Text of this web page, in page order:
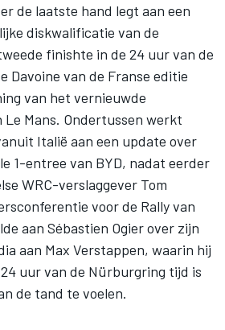
de laatste hand legt aan een
diskwalificatie van de
finishte in de 24 uur van de
Davoine van de Franse editie
van het vernieuwde
Mans. Ondertussen werkt
Italië aan een update over
1-entree van BYD, nadat eerder
WRC-verslaggever Tom
voor de Rally van
aan Sébastien Ogier over zijn
aan Max Verstappen, waarin hij
uur van de Nürburgring tijd is
de tand te voelen.